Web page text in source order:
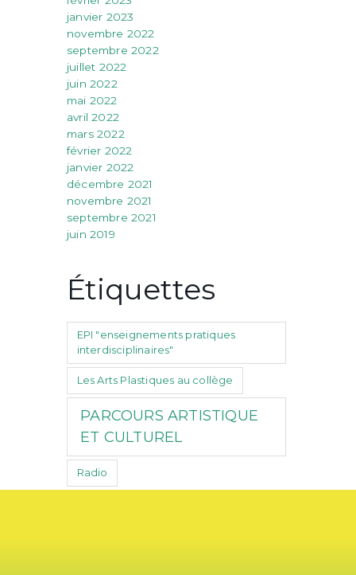
janvier 2023
novembre 2022
septembre 2022
juillet 2022
juin 2022
mai 2022
avril 2022
mars 2022
février 2022
janvier 2022
décembre 2021
novembre 2021
septembre 2021
juin 2019
Étiquettes
EPI "enseignements pratiques
interdisciplinaires"
Les Arts Plastiques au collège
PARCOURS ARTISTIQUE
ET CULTUREL
Radio